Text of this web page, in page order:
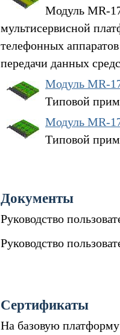
Модуль MR-
мультисервисной
телефонных
передачи данных
Модуль MR-
Типовой
Модуль MR-
Типовой
Документы
Руководство
Руководство
Сертификаты
На базовую